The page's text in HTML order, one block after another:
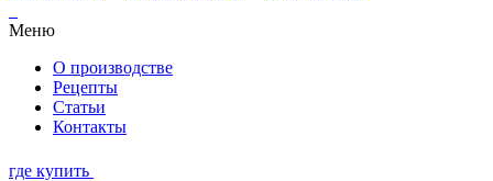
Меню
О производстве
Рецепты
Статьи
Контакты
где купить